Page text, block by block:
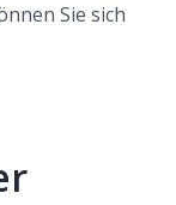
Sie sich